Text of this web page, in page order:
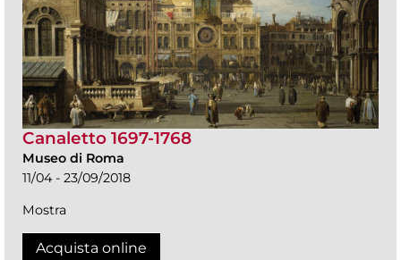
Canaletto 1697-1768
Museo di Roma
11/04 - 23/09/2018
Mostra
Acquista online